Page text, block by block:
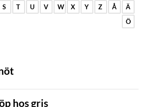
S T U V W X Y Z Å
Ä
Ö
hos gris